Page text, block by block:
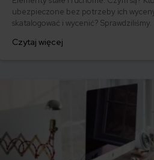
ubezpieczone bez potrzeby ich
skatalogować i wycenić? Sprawdziliśmy.
Czytaj więcej